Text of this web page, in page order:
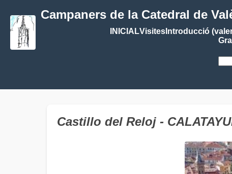
Campaners de la Catedral de
INICIALVisitesIntroducció
Castillo del Reloj -